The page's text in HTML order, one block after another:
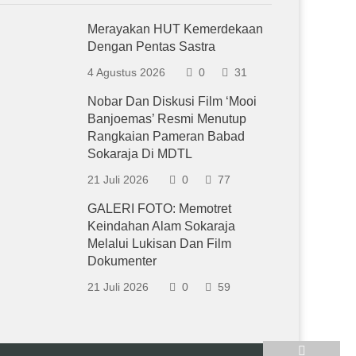
Merayakan HUT Kemerdekaan
Dengan Pentas Sastra
4 Agustus 2026 0 31
Nobar Dan Diskusi Film ‘Mooi
Banjoemas’ Resmi Menutup
Rangkaian Pameran Babad
Sokaraja Di MDTL
21 Juli 2026 0 77
GALERI FOTO: Memotret
Keindahan Alam Sokaraja
Melalui Lukisan Dan Film
Dokumenter
21 Juli 2026 0 59